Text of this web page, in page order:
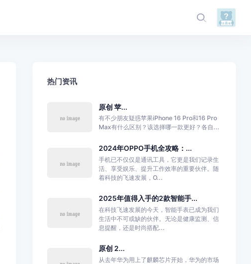
热门资讯
原创 苹...
有不少朋友疑惑苹果iPhone 16 Pro和16 Pro
Max有什么区别？该选择哪一款更好？各自...
2024年OPPO手机全攻略：...
手机已不仅仅是通讯工具，它更是我们记录生
活、享受娱乐、提升工作效率的重要伙伴。随
着科技的飞速发展，O...
2025年值得入手的2款智能手...
在科技飞速发展的今天，智能手表已成为我们
生活中不可或缺的伙伴。无论是健康监测、信
息提醒，还是时尚搭配...
原创 2...
从去年华为用上了麒麟芯片开始，华为的市场